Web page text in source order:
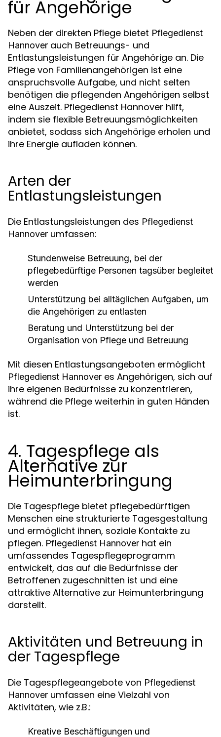
für Angehörige
Neben der direkten Pflege bietet Pflegedienst
Hannover auch Betreuungs- und
Entlastungsleistungen für Angehörige an. Die
Pflege von Familienangehörigen ist eine
anspruchsvolle Aufgabe, und nicht selten
benötigen die pflegenden Angehörigen selbst
eine Auszeit. Pflegedienst Hannover hilft,
indem sie flexible Betreuungsmöglichkeiten
anbietet, sodass sich Angehörige erholen und
ihre Energie aufladen können.
Arten der
Entlastungsleistungen
Die Entlastungsleistungen des Pflegedienst
Hannover umfassen:
Stundenweise Betreuung, bei der
pflegebedürftige Personen tagsüber begleitet
werden
Unterstützung bei alltäglichen Aufgaben, um
die Angehörigen zu entlasten
Beratung und Unterstützung bei der
Organisation von Pflege und Betreuung
Mit diesen Entlastungsangeboten ermöglicht
Pflegedienst Hannover es Angehörigen, sich auf
ihre eigenen Bedürfnisse zu konzentrieren,
während die Pflege weiterhin in guten Händen
ist.
4. Tagespflege als
Alternative zur
Heimunterbringung
Die Tagespflege bietet pflegebedürftigen
Menschen eine strukturierte Tagesgestaltung
und ermöglicht ihnen, soziale Kontakte zu
pflegen. Pflegedienst Hannover hat ein
umfassendes Tagespflegeprogramm
entwickelt, das auf die Bedürfnisse der
Betroffenen zugeschnitten ist und eine
attraktive Alternative zur Heimunterbringung
darstellt.
Aktivitäten und Betreuung in
der Tagespflege
Die Tagespflegeangebote von Pflegedienst
Hannover umfassen eine Vielzahl von
Aktivitäten, wie z.B.:
Kreative Beschäftigungen und